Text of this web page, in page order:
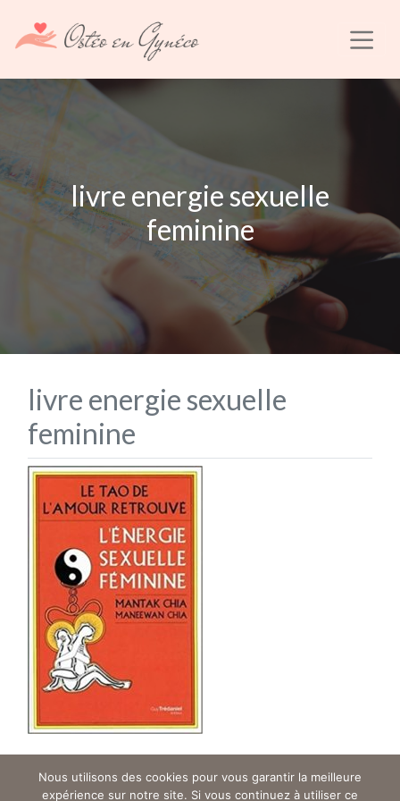
livre energie sexuelle
feminine
livre energie sexuelle
feminine
Nous utilisons des cookies pour vous garantir la meilleure
expérience sur notre site. Si vous continuez à utiliser ce